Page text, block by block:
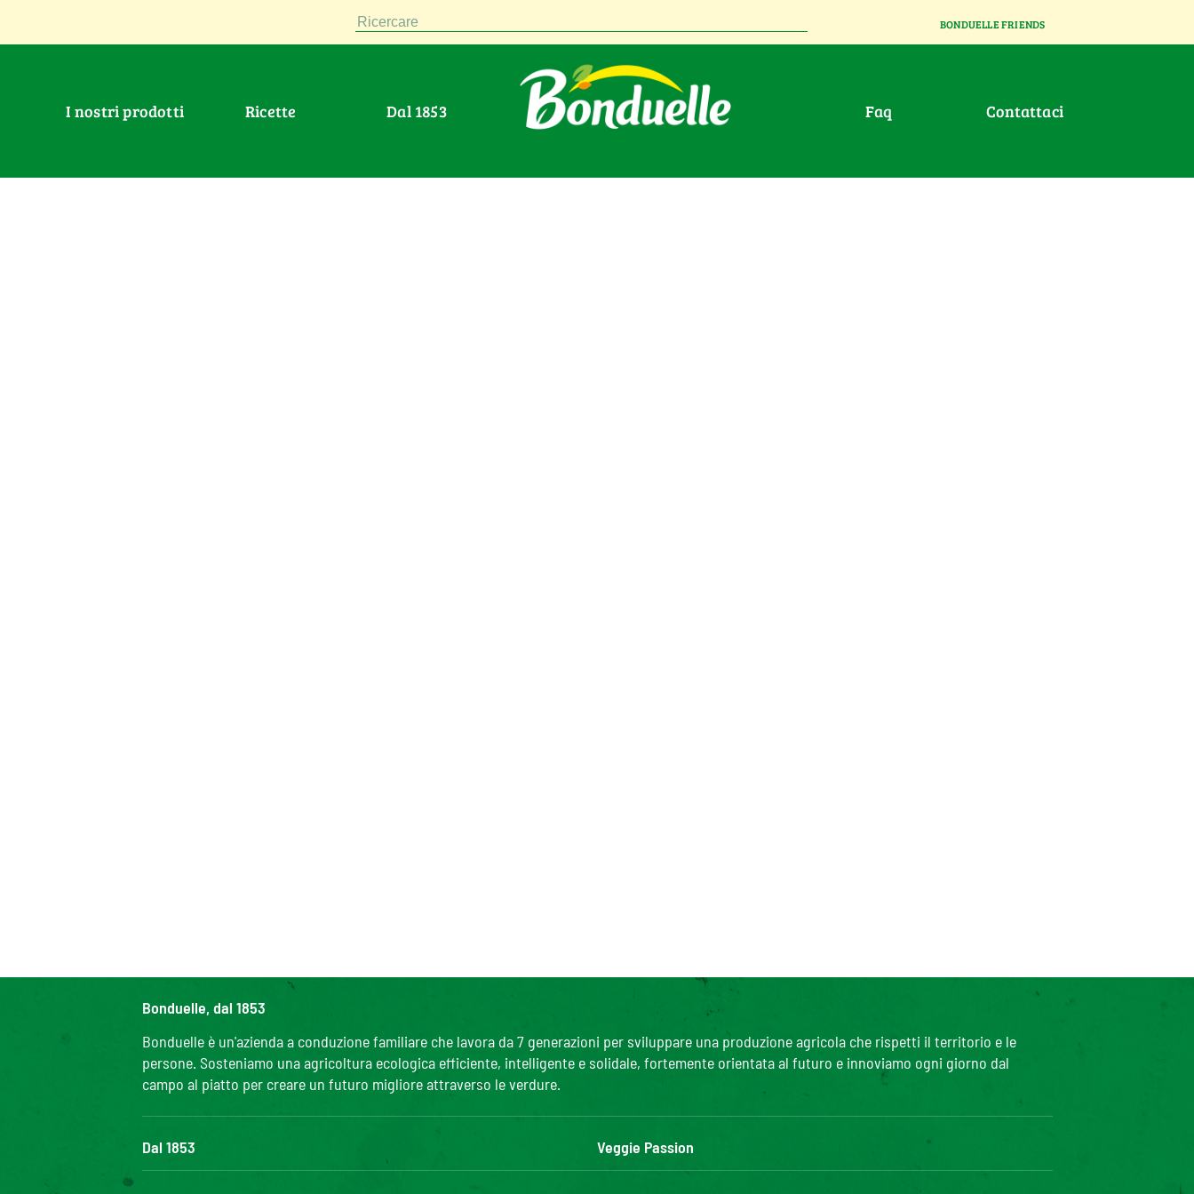
Ricercare BONDUELLE FRIENDS
I nostri prodotti Ricette Dal 1853 faq contattaci
Bonduelle, dal 1853
Bonduelle è un'azienda a conduzione familiare che lavora da 7 generazioni per sviluppare una produzione agricola che rispetti il territorio e le
persone. Sosteniamo una agricoltura ecologica efficiente, intelligente e solidale, fortemente orientata al futuro e innoviamo ogni giorno dal
campo al piatto per creare un futuro migliore attraverso le verdure.
Dal 1853
Veggie Passion